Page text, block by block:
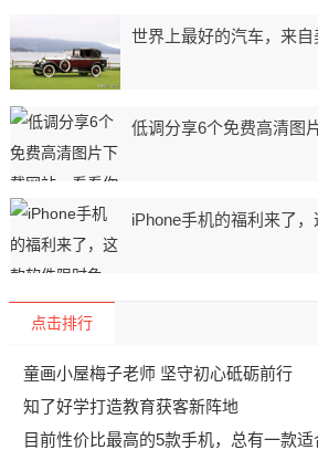
世界上最好的汽车，来
低调分享6个免费高清图
iPhone手机的福利来了
点击排行
童画小屋梅子老师 坚守初心砥砺前行
知了好学打造教育获客新阵地
目前性价比最高的5款手机，总有一款适